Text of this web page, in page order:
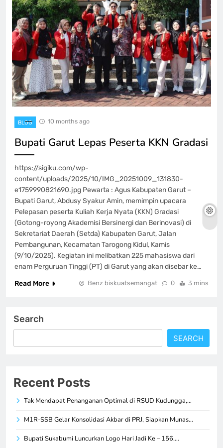
BLOG 10 months ago
‎Bupati Garut Lepas Peserta KKN Gradasi
https://sigiku.com/wp-
content/uploads/2025/10/IMG_20251009_131830-
e1759990821690.jpg Pewarta : Agus Kabupaten Garut –
Bupati Garut, Abdusy Syakur Amin, memimpin upacara
Pelepasan peserta Kuliah Kerja Nyata (KKN) Gradasi
(Gotong-royong Akademisi Bersinergi dan Berinovasi) di
Sekretariat Daerah (Setda) Kabupaten Garut, Jalan
Pembangunan, Kecamatan Tarogong Kidul, Kamis
(9/10/2025). Kegiatan ini melibatkan 225 mahasiswa dari
enam Perguruan Tinggi (PT) di Garut yang akan disebar ke…
Read More
Benz biskuatsemangat 0 3 mins
Search
SEARCH
Recent Posts
Tak Mendapat Penanganan Optimal di RSUD Kudungga,…
M1R-SSB Gelar Konsolidasi Akbar di PRJ, Siapkan Munas…
Bupati Sukabumi Luncurkan Logo Hari Jadi Ke – 156,…